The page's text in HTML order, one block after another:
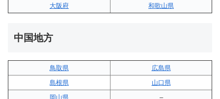
大阪府
和歌山県
中国地方
鳥取県
広島県
島根県
山口県
岡山県
–